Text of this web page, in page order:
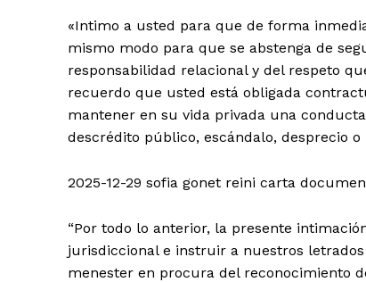
«Intimo a usted para que de forma
mismo modo para que se abstenga de
responsabilidad relacional y del respeto
recuerdo que usted está obligada
mantener en su vida privada una
descrédito público, escándalo, desprecio o
2025-12-29 sofia gonet reini carta
“Por todo lo anterior, la presente
jurisdiccional e instruir a nuestros
menester en procura del reconocimiento